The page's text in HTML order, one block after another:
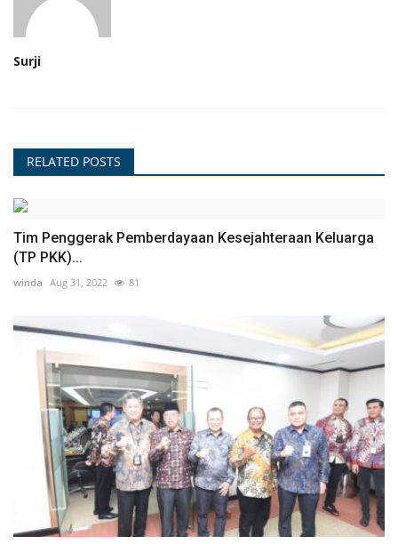
Surji
RELATED POSTS
Tim Penggerak Pemberdayaan Kesejahteraan Keluarga
(TP PKK)...
winda Aug 31, 2022 81